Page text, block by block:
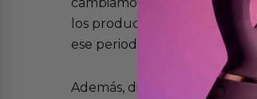
los productos tienen
ese periodo pero no por mal
Además, dispones de 15